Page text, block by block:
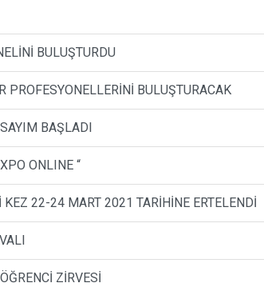
BULUŞTURDU
PROFESYONELLERİNİ BULUŞTURACAK
BAŞLADI
ONLINE “
22-24 MART 2021 TARİHİNE ERTELENDİ
ZİRVESİ